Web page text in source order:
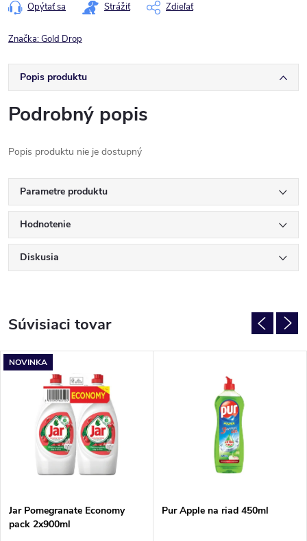
Opýtať sa Strážiť Zdieľať
Značka:Gold Drop
Popis produktu
Podrobný popis
Popis produktu nie je dostupný
Parametre produktu
Hodnotenie
Diskusia
Súvisiaci tovar
NOVINKA
Jar Pomegranate Economy
pack 2x900ml
Pur Apple na riad 450ml